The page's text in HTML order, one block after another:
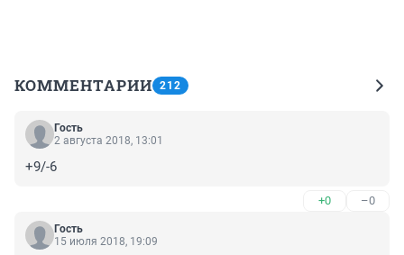
КОММЕНТАРИИ 212
Гость
2 августа 2018, 13:01
+9/-6
+0 –0
Гость
15 июля 2018, 19:09